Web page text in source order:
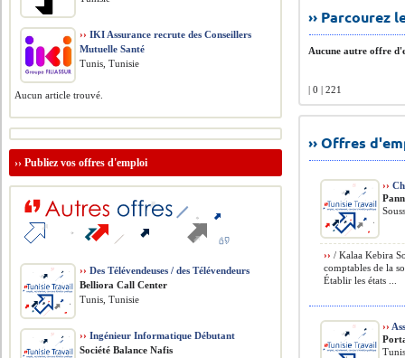
››
Aucune autre offre
| 0 | 221
›› Offres
››
›› / Kalaa Kebira
comptables de la
Établir les états ...
››
›› IKI Assurance recrute des Conseillers
Mutuelle Santé
Tunis, Tunisie
Aucun article trouvé.
››Publiez vos offres d'emploi
›› Des Télévendeuses / des Télévendeurs
Belliora Call Center
Tunis, Tunisie
›› Ingénieur Informatique Débutant
Société Balance Nafis